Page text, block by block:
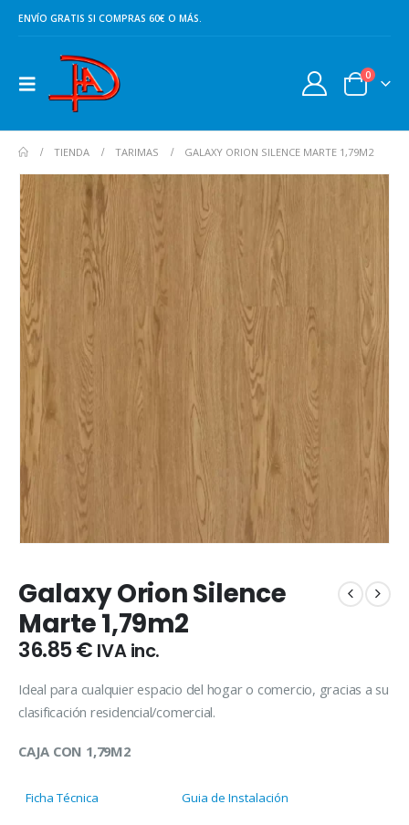
ENVÍO GRATIS SI COMPRAS 60€ O MÁS.
0
TIENDA TARIMAS GALAXY ORION SILENCE MARTE 1,79M2
Galaxy Orion Silence
Marte 1,79m2
36.85€ IVA inc.
Ideal para cualquier espacio del hogar o comercio, gracias a su
clasificación residencial/comercial.
CAJA CON 1,79M2
Ficha Técnica Guia de Instalación